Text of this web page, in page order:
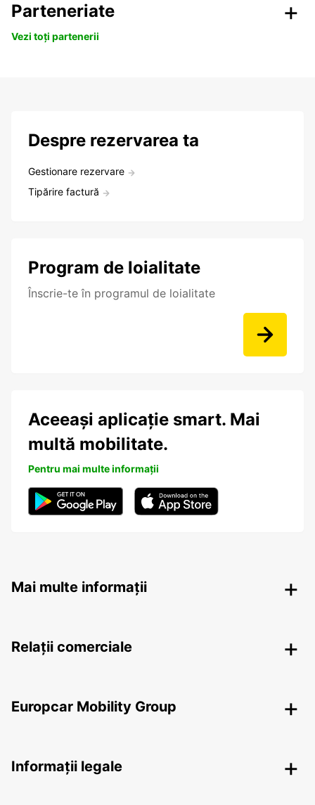
Parteneriate
Vezi toți partenerii
Despre rezervarea ta
Gestionare rezervare
Tipărire factură
Program de loialitate
Înscrie-te în programul de loialitate
Aceeași aplicație smart. Mai
multă mobilitate.
Pentru mai multe informații
Mai multe informații
Relații comerciale
Europcar Mobility Group
Informații legale